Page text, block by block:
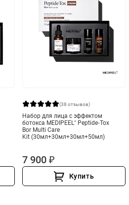
(38 отзывов)
Набор для лица с эффектом
ботокса MEDIPEEL⁺ Peptide‑Tox
Bor Multi Care
Kit (30мл+30мл+30мл+50мл)
7 900 ₽
Купить